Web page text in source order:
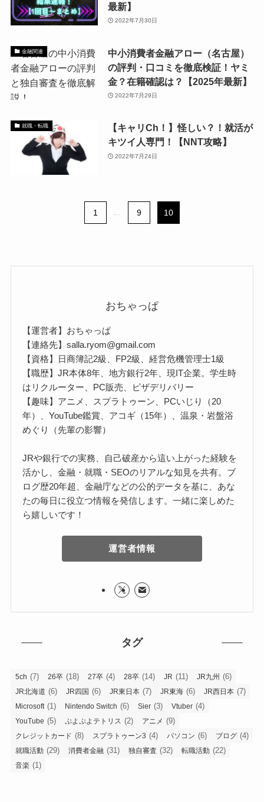
最新】
2022年7月30日
金融関連
中小消費者金融アロー（名古屋）
の評判・口コミを徹底検証！ヤミ
金？在籍確認は？【2025年最新】
2022年7月29日
就職・転職
【キャリCh！】怪しい？！就活が
キツイ人専門！【NNT攻略】
2022年7月24日
1 ... 9 10
おちゃっぱ
【運営者】おちゃっぱ
【連絡先】salla.ryom@gmail.com
【資格】日商簿記2級、FP2級、経営危機管理士1級
【職歴】JR本体8年、地方銀行2年、現IT企業。学生時
はリクルーター、PC販売、ピザデリバリー
【趣味】アニメ、スプラトゥーン、PCいじり（20
年）、YouTube鑑賞、アコギ（15年）、温泉・岩盤浴
めぐり（先輩の影響）
JRや銀行での実務、自己破産から這い上がった経験を
活かし、金融・就職・SEOのリアルな知見を共有。ブ
ログ歴20年超、金融庁などの公的データを基に、あな
たの毎日に役立つ情報を発信します。一緒に楽しめた
ら嬉しいです！
運営者情報
タグ
5ch (7) 26卒 (18) 27卒 (4) 28卒 (14) JR (11) JR九州 (6)
JR北海道 (6) JR四国 (6) JR東日本 (7) JR東海 (6) JR西日本 (7)
Microsoft(1) Nintendo Switch (6) Sier (3) Vtuber (4)
YouTube (5) ぷよぷよテトリス (2) アニメ (9)
クレジットカード (8) スプラトゥーン3 (4) パソコン (6) ブログ (4)
就職活動 (29) 消費者金融 (31) 独自審査 (32) 転職活動 (22)
音楽 (1)